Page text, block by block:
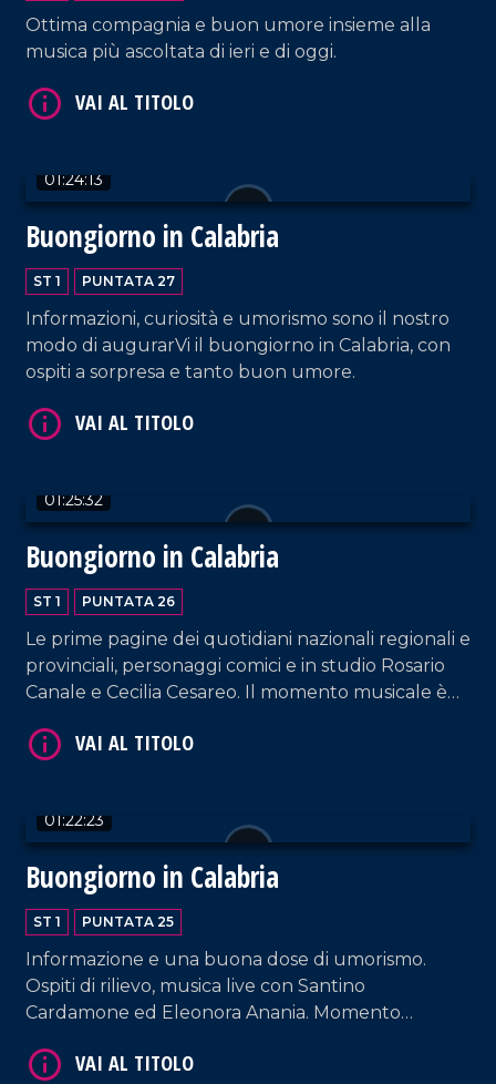
Ottima compagnia e buon umore insieme alla
musica più ascoltata di ieri e di oggi.
01:24:13
Buongiorno in Calabria
ST 1 PUNTATA 27
Informazioni, curiosità e umorismo sono il nostro
modo di augurarVi il buongiorno in Calabria, con
ospiti a sorpresa e tanto buon umore.
01:25:32
Buongiorno in Calabria
ST 1 PUNTATA 26
Le prime pagine dei quotidiani nazionali regionali e
provinciali, personaggi comici e in studio Rosario
Canale e Cecilia Cesareo. Il momento musicale è
01:22:23
Buongiorno in Calabria
ST 1 PUNTATA 25
Informazione e una buona dose di umorismo.
Ospiti di rilievo, musica live con Santino
Cardamone ed Eleonora Anania. Momento
VAI AL TITOLO
VAI AL TITOLO
VAI AL TITOLO
VAI AL TITOLO